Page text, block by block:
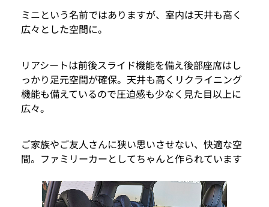
ミニという名前ではありますが、室内は天井も高く
広々とした空間に。
リアシートは前後スライド機能を備え後部座席はし
っかり足元空間が確保。天井も高くリクライニング
機能も備えているので圧迫感も少なく見た目以上に
広々。
ご家族やご友人さんに狭い思いさせない、快適な空
間。ファミリーカーとしてちゃんと作られています